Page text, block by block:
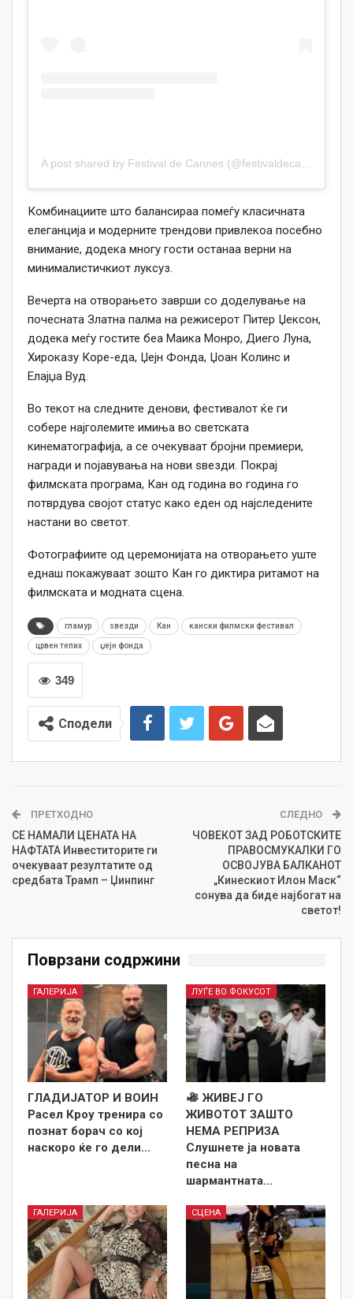
Комбинациите што балансираа помеѓу класичната
елеганција и модерните трендови привлекоа посебно
внимание, додека многу гости останаа верни на
минималистичкиот луксуз.
Вечерта на отворањето заврши со доделување на
почесната Златна палма на режисерот Питер Џексон,
додека меѓу гостите беа Маика Монро, Диего Луна,
Хироказу Коре-еда, Џејн Фонда, Џоан Колинс и
Елајџа Вуд.
Во текот на следните денови, фестивалот ќе ги
собере најголемите имиња во светската
кинематографија, а се очекуваат бројни премиери,
награди и појавувања на нови ѕвезди. Покрај
филмската програма, Кан од година во година го
потврдува својот статус како еден од најследените
настани во светот.
Фотографиите од церемонијата на отворањето уште
еднаш покажуваат зошто Кан го диктира ритамот на
филмската и модната сцена.
гламур ѕвезди Кан кански филмски фестивал
црвен тепих џејн фонда
349
Сподели
ПРЕТХОДНО
СЕ НАМАЛИ ЦЕНАТА НА
НАФТАТА Инвеститорите ги
очекуваат резултатите од
средбата Трамп – Џинпинг
СЛЕДНО
ЧОВЕКОТ ЗАД РОБОТСКИТЕ
ПРАВОСМУКАЛКИ ГО
ОСВОЈУВА БАЛКАНОТ
„Кинескиот Илон Маск“
сонува да биде најбогат на
светот!
Поврзани содржини
ГАЛЕРИЈА
ГЛАДИЈАТОР И ВОИН
Расел Кроу тренира со
познат борач со кој
наскоро ќе го дели…
ЛУЃЕ ВО ФОКУСОТ
ЖИВЕЈ ГО
ЖИВОТОТ ЗАШТО
НЕМА РЕПРИЗА
Слушнете ја новата
песна на
шармантната…
ГАЛЕРИЈА СЦЕНА